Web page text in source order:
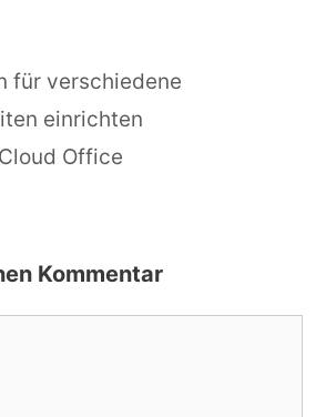
für verschiedene
einrichten
Office
Kommentar